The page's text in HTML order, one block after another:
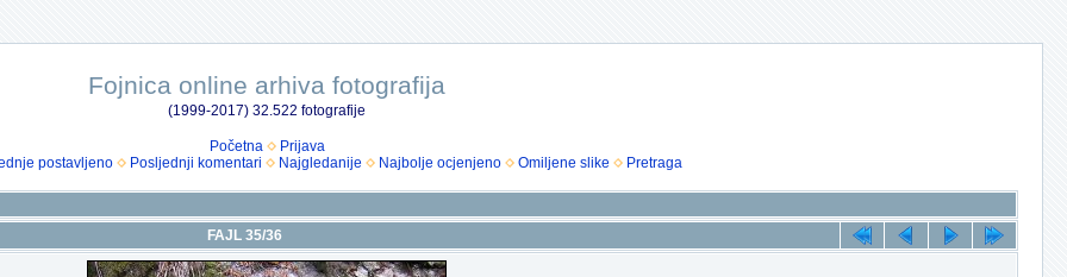
Fojnica online arhiva fotografija
(1999-2017) 32.522 fotografije
Početna
Prijava
postavljeno
Posljednji komentari Najgledanije Najbolje ocjenjeno Omiljene slike Pretraga
FAJL 35/36